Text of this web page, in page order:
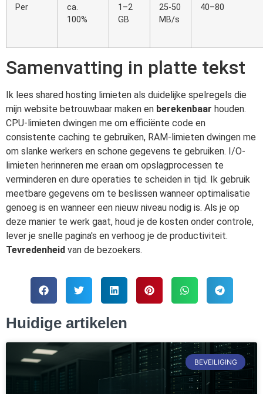
Per
ca.
100%
1–2
GB
25-50
MB/s
40–80
Samenvatting in platte tekst
Ik lees shared hosting limieten als duidelijke spelregels die
mijn website betrouwbaar maken en berekenbaar houden.
CPU-limieten dwingen me om efficiënte code en
consistente caching te gebruiken, RAM-limieten dwingen me
om slanke werkers en schone gegevens te gebruiken. I/O-
limieten herinneren me eraan om opslagprocessen te
verminderen en dure operaties te scheiden in tijd. Ik gebruik
meetbare gegevens om te beslissen wanneer optimalisatie
genoeg is en wanneer een nieuw niveau nodig is. Als je op
deze manier te werk gaat, houd je de kosten onder controle,
lever je snelle pagina's en verhoog je de productiviteit.
Tevredenheid van de bezoekers.
Huidige artikelen
BEVEILIGING